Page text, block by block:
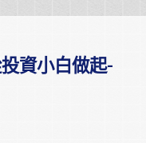
資小白做起-